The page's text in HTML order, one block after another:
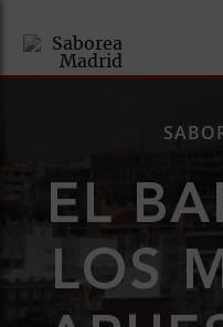
EL
LOS